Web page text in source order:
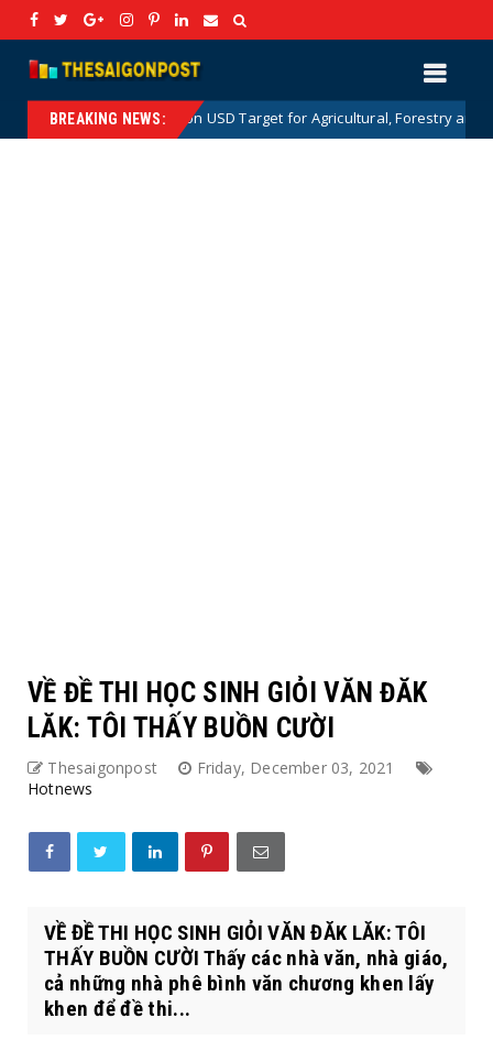
BREAKING NEWS:
100 Billion USD Target for Agricultural, Forestry and Aquatic
VỀ ĐỀ THI HỌC SINH GIỎI VĂN ĐĂK
LĂK: TÔI THẤY BUỒN CƯỜI
Thesaigonpost
Friday, December 03, 2021
Hotnews
VỀ ĐỀ THI HỌC SINH GIỎI VĂN ĐĂK LĂK: TÔI
THẤY BUỒN CƯỜI Thấy các nhà văn, nhà giáo,
cả những nhà phê bình văn chương khen lấy
khen để đề thi...